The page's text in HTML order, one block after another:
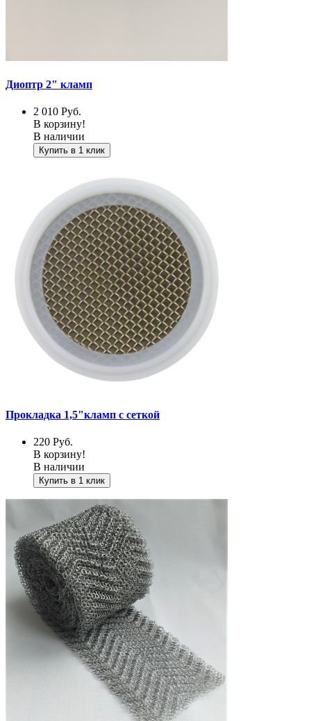
Диоптр 2" кламп
2 010 Руб.
В корзину!
В наличии
Купить в 1 клик
Прокладка 1,5"кламп с сеткой
220 Руб.
В корзину!
В наличии
Купить в 1 клик